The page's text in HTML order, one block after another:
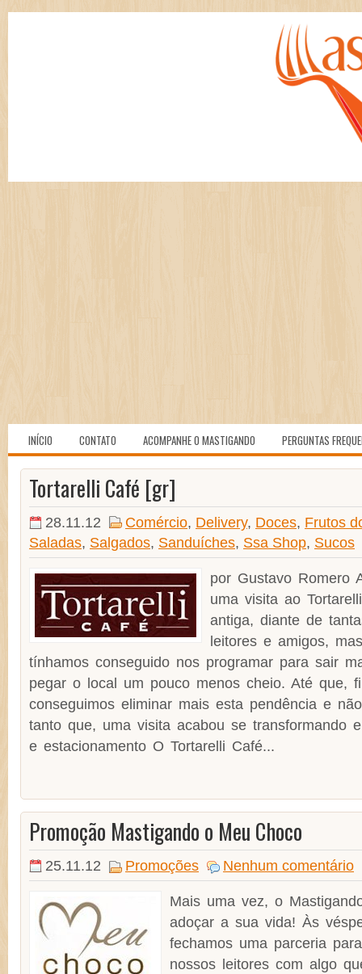
INÍCIO CONTATO ACOMPANHE O MASTIGANDO PERGUNTAS
Tortarelli Café [gr]
28.11.12 Comércio, Delivery, Doces, Frutos
Saladas, Salgados, Sanduíches, Ssa Shop, Sucos
por Gustavo Romero
uma visita ao
antiga, diante de
leitores e amigos,
tínhamos conseguido nos programar para sair
pegar o local um pouco menos cheio. Até que,
conseguimos eliminar mais esta pendência e
tanto que, uma visita acabou se transformando
e estacionamento O Tortarelli Café...
Promoção Mastigando o Meu Choco
25.11.12 Promoções Nenhum comentário
Mais uma vez, o
adoçar a sua vida! Às
fechamos uma parceria
nossos leitores com algo